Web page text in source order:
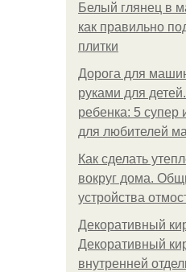
Белый глянец в
как правильно
плитки
Дорога для
руками для
ребенка: 5 супер
для любителей
Как сделать
вокруг дома.
устройства
Декоративный
Декоративный
внутренней